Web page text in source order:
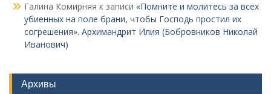
Галина Комирняя к записи «Помните и молитесь за всех
убиенных на поле брани, чтобы Господь простил их
согрешения». Архимандрит Илия (Бобровников Николай
Иванович)
Архивы